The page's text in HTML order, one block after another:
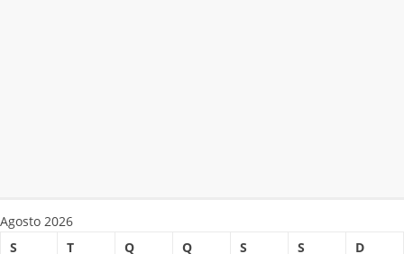
Agosto 2026
S
T Q Q S S
D